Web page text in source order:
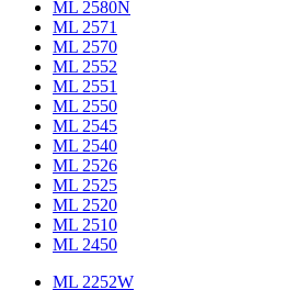
ML 2580N
ML 2571
ML 2570
ML 2552
ML 2551
ML 2550
ML 2545
ML 2540
ML 2526
ML 2525
ML 2520
ML 2510
ML 2450
ML 2252W